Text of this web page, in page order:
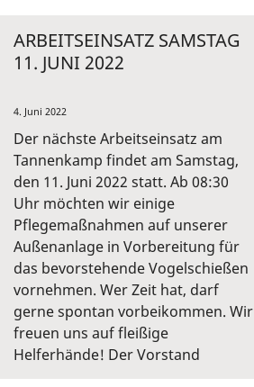
ARBEITSEINSATZ SAMSTAG
11. JUNI 2022
4. Juni 2022
Der nächste Arbeitseinsatz am
Tannenkamp findet am Samstag,
den 11. Juni 2022 statt. Ab 08:30
Uhr möchten wir einige
Pflegemaßnahmen auf unserer
Außenanlage in Vorbereitung für
das bevorstehende Vogelschießen
vornehmen. Wer Zeit hat, darf
gerne spontan vorbeikommen. Wir
freuen uns auf fleißige
Helferhände! Der Vorstand